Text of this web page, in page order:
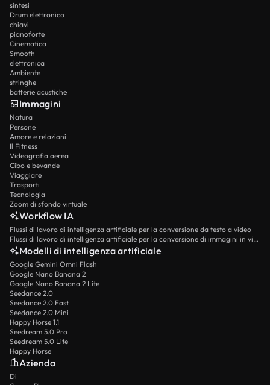
sintesi
Drum elettronico
chiavi
pianoforte
Cinematica
Smooth
elettronica
Ambiente
stringhe
batterie acustiche
Immagini
Natura
Persone
Amore e relazioni
Il Fitness
Videografia aerea
Cibo e bevande
Viaggiare
Trasporti
Tecnologia
Zoom di sfondo virtuale
Workflow IA
Flussi di lavoro di intelligenza artificiale per la conversione da testo a video
Flussi di lavoro di intelligenza artificiale per la conversione di immagini in video
Modelli di intelligenza artificiale
Google Gemini Omni Flash
Google Nano Banana 2
Google Nano Banana 2 Lite
Seedance 2.0
Seedance 2.0 Fast
Seedance 2.0 Mini
Happy Horse 1.1
Seedream 5.0 Pro
Seedream 5.0 Lite
Happy Horse
Azienda
Di